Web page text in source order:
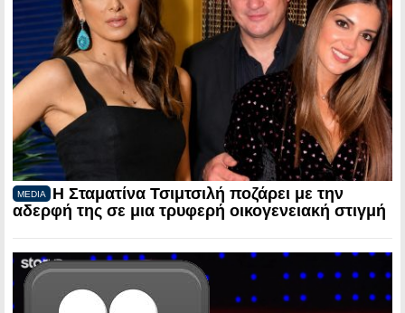
MEDIA
Η Σταματίνα Τσιμτσιλή ποζάρει με την
αδερφή της σε μια τρυφερή οικογενειακή στιγμή